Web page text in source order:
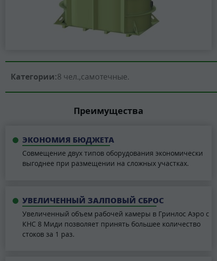
Категории:8 чел. самотечные
Преимущества
ЭКОНОМИЯ БЮДЖЕТА
Совмещение двух типов оборудования экономически
выгоднее при размещении на сложных участках.
УВЕЛИЧЕННЫЙ ЗАЛПОВЫЙ СБРОС
Увеличенный объем рабочей камеры в Гринлос Аэро с
КНС 8 Миди позволяет принять большее количество
стоков за 1 раз.